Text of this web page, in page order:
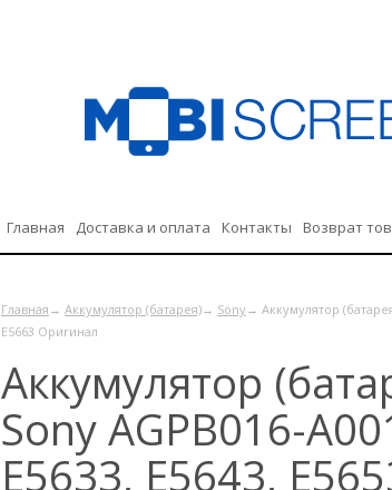
Главная Доставка и оплата Контакты Возврат
Главная → Аккумулятор (батарея)→ Sony→ Аккумулятор
E5663 Оригинал
Аккумулятор
Sony AGPB016-
E5633, E5643,